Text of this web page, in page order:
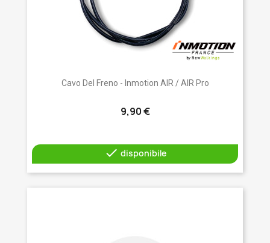
Cavo Del Freno - Inmotion AIR / AIR Pro
9,90 €
 disponibile